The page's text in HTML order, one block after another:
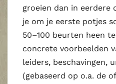
groeien dan in eerdere
je om je eerste potjes
50–100 beurten heen
concrete voorbeelden
leiders, beschavingen,
(gebaseerd op o.a. de